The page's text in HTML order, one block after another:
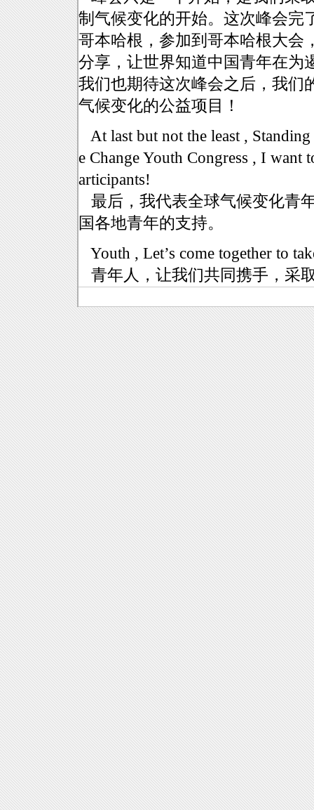
制气候变化的开始。这次峰会完
哥本哈根，参加到哥本哈根大会
分享，让世界知道中国青年在为
我们也期待这次峰会之后，我们
气候变化的公益项目！
At last but not the least ,
e Change Youth Congress , I want
articipants!
最后，我代表全球气候变化青
国各地青年的支持。
Youth , Let’s come together to
青年人，让我们共同携手，采